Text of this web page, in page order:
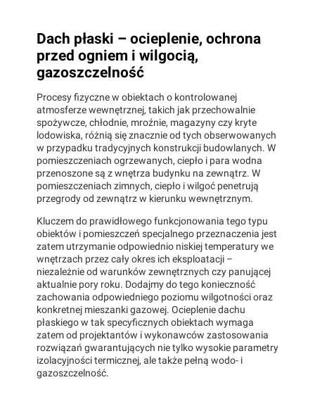
Dach płaski – ocieplenie, ochrona
przed ogniem i wilgocią,
gazoszczelność
Procesy fizyczne w obiektach o kontrolowanej
atmosferze wewnętrznej, takich jak przechowalnie
spożywcze, chłodnie, mroźnie, magazyny czy kryte
lodowiska, różnią się znacznie od tych obserwowanych
w przypadku tradycyjnych konstrukcji budowlanych. W
pomieszczeniach ogrzewanych, ciepło i para wodna
przenoszone są z wnętrza budynku na zewnątrz. W
pomieszczeniach zimnych, ciepło i wilgoć penetrują
przegrody od zewnątrz w kierunku wewnętrznym.
Kluczem do prawidłowego funkcjonowania tego typu
obiektów i pomieszczeń specjalnego przeznaczenia jest
zatem utrzymanie odpowiednio niskiej temperatury we
wnętrzach przez cały okres ich eksploatacji –
niezależnie od warunków zewnętrznych czy panującej
aktualnie pory roku. Dodajmy do tego konieczność
zachowania odpowiedniego poziomu wilgotności oraz
konkretnej mieszanki gazowej. Ocieplenie dachu
płaskiego w tak specyficznych obiektach wymaga
zatem od projektantów i wykonawców zastosowania
rozwiązań gwarantujących nie tylko wysokie parametry
izolacyjności termicznej, ale także pełną wodo- i
gazoszczelność.